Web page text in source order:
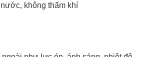
không thấm khí